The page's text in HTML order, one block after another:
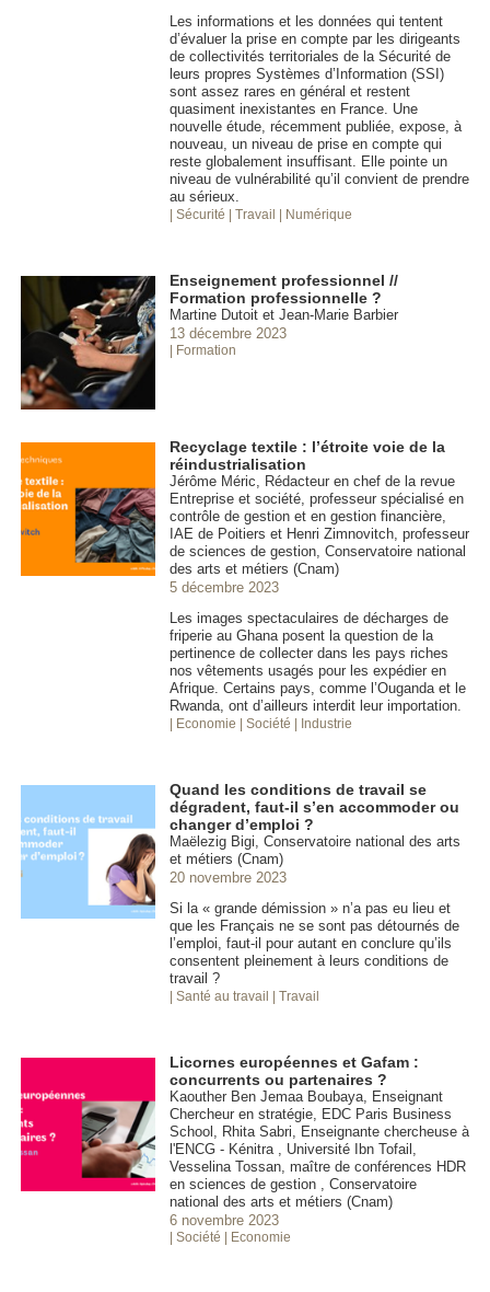
Les informations et les données qui tentent
d’évaluer la prise en compte par les dirigeants
de collectivités territoriales de la Sécurité de
leurs propres Systèmes d’Information (SSI)
sont assez rares en général et restent
quasiment inexistantes en France. Une
nouvelle étude, récemment publiée, expose, à
nouveau, un niveau de prise en compte qui
reste globalement insuffisant. Elle pointe un
niveau de vulnérabilité qu’il convient de prendre
au sérieux.
| Sécurité | Travail | Numérique
Enseignement professionnel //
Formation professionnelle ?
Martine Dutoit et Jean-Marie Barbier
13 décembre 2023
| Formation
Recyclage textile : l’étroite voie de la
réindustrialisation
Jérôme Méric, Rédacteur en chef de la revue
Entreprise et société, professeur spécialisé en
contrôle de gestion et en gestion financière,
IAE de Poitiers et Henri Zimnovitch, professeur
de sciences de gestion, Conservatoire national
des arts et métiers (Cnam)
5 décembre 2023
Les images spectaculaires de décharges de
friperie au Ghana posent la question de la
pertinence de collecter dans les pays riches
nos vêtements usagés pour les expédier en
Afrique. Certains pays, comme l’Ouganda et le
Rwanda, ont d’ailleurs interdit leur importation.
| Economie | Société | Industrie
Quand les conditions de travail se
dégradent, faut-il s’en accommoder ou
changer d’emploi ?
Maëlezig Bigi, Conservatoire national des arts
et métiers (Cnam)
20 novembre 2023
Si la « grande démission » n’a pas eu lieu et
que les Français ne se sont pas détournés de
l’emploi, faut-il pour autant en conclure qu’ils
consentent pleinement à leurs conditions de
travail ?
| Santé au travail | Travail
Licornes européennes et Gafam :
concurrents ou partenaires ?
Kaouther Ben Jemaa Boubaya, Enseignant
Chercheur en stratégie, EDC Paris Business
School, Rhita Sabri, Enseignante chercheuse à
l'ENCG - Kénitra , Université Ibn Tofail,
Vesselina Tossan, maître de conférences HDR
en sciences de gestion , Conservatoire
national des arts et métiers (Cnam)
6 novembre 2023
| Société | Economie